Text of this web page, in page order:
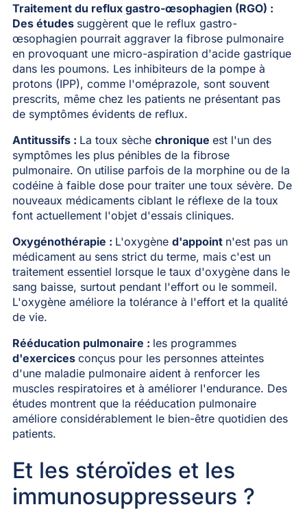
Traitement du reflux gastro-œsophagien (RGO) :
Des études suggèrent que le reflux gastro-
œsophagien pourrait aggraver la fibrose pulmonaire
en provoquant une micro-aspiration d'acide gastrique
dans les poumons. Les inhibiteurs de la pompe à
protons (IPP), comme l'oméprazole, sont souvent
prescrits, même chez les patients ne présentant pas
de symptômes évidents de reflux.
Antitussifs : La toux sèche chronique est l'un des
symptômes les plus pénibles de la fibrose
pulmonaire. On utilise parfois de la morphine ou de la
codéine à faible dose pour traiter une toux sévère. De
nouveaux médicaments ciblant le réflexe de la toux
font actuellement l'objet d'essais cliniques.
Oxygénothérapie : L'oxygène d'appoint n'est pas un
médicament au sens strict du terme, mais c'est un
traitement essentiel lorsque le taux d'oxygène dans le
sang baisse, surtout pendant l'effort ou le sommeil.
L'oxygène améliore la tolérance à l'effort et la qualité
de vie.
Rééducation pulmonaire : les programmes
d'exercices conçus pour les personnes atteintes
d'une maladie pulmonaire aident à renforcer les
muscles respiratoires et à améliorer l'endurance. Des
études montrent que la rééducation pulmonaire
améliore considérablement le bien-être quotidien des
patients.
Et les stéroïdes et les
immunosuppresseurs ?